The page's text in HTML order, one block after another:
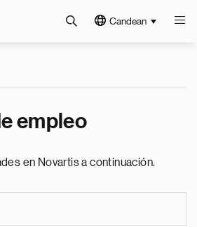
Candean
empleo
en Novartis a continuación.